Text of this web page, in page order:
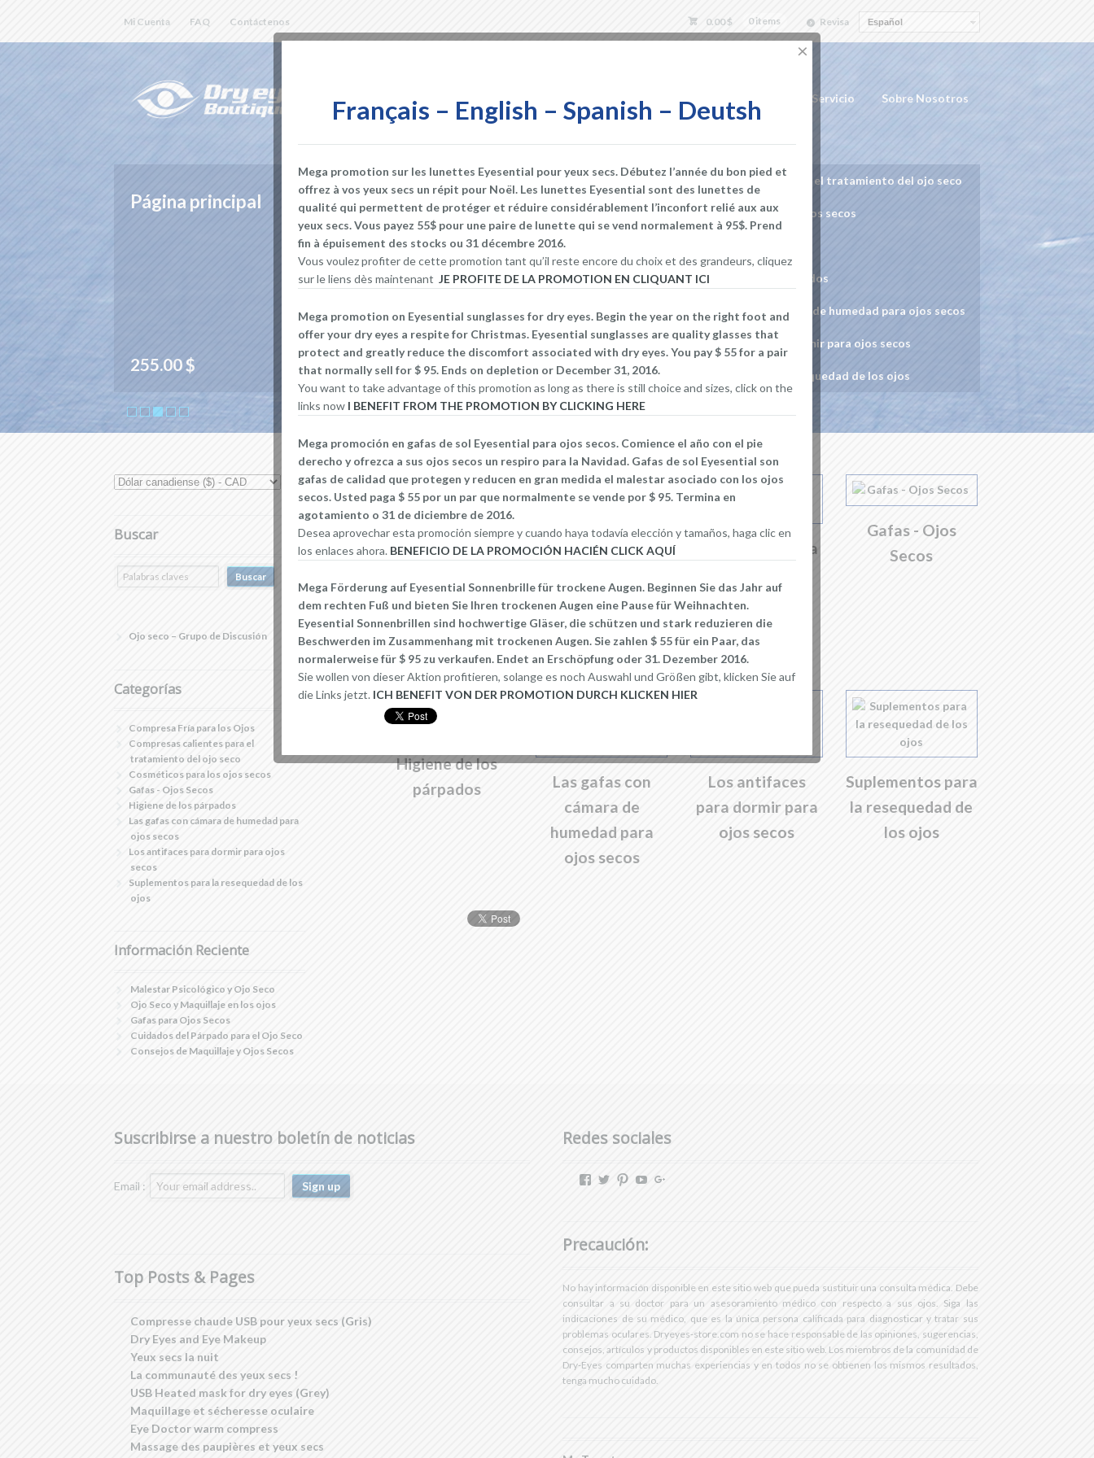
Mi Cuenta FAQ Contáctenos Español
0.00$ 0 items Revisa
Tienda Información Servicio Sobre Nosotros
Máscara para ojos secos para
Esta máscara para dormir es, en mi opinión, la más
cómoda del mercado. Su forma asegura que los
provee una comodidad óptima ya que no se ejerce
12.00$ See product
Compresas calientes para el tratamiento del ojo seco
Cosméticos para los ojos secos
Higiene de los párpados
Las gafas con cámara de humedad para ojos secos
Los antifaces para dormir para ojos secos
Suplementos para la resequedad de los ojos
Compresa Fría
Compresas
calientes para el
tratamiento del
ojo seco
Cosméticos para
Gafas - Ojos
Secos
Higiene de los
párpados
Las gafas con
cámara de
humedad para
ojos secos
Los antifaces
para dormir para
ojos secos
Suplementos para
la resequedad de
los ojos
Buscar
Ojo seco – Grupo de Discusión
Categorías
Compresa Fría para los Ojos
Compresas calientes para el
tratamiento del ojo seco
Cosméticos para los ojos secos
Gafas - Ojos Secos
Higiene de los párpados
Las gafas con cámara de humedad para
ojos secos
Los antifaces para dormir para ojos
secos
Suplementos para la resequedad de los
ojos
Información Reciente
Malestar Psicológico y Ojo Seco
Ojo Seco y Maquillaje en los ojos
Gafas para Ojos Secos
Cuidados del Párpado para el Ojo Seco
Consejos de Maquillaje y Ojos Secos
Suscribirse a nuestro boletín de noticias
Email :
Top Posts & Pages
Compresse chaude USB pour yeux secs (Gris)
Dry Eyes and Eye Makeup
Yeux secs la nuit
La communauté des yeux secs !
USB Heated mask for dry eyes (Grey)
Maquillage et sécheresse oculaire
Eye Doctor warm compress
Massage des paupières et yeux secs
Redes sociales
ViewViewViewView
Precaución:
No hay información disponible en este sitio web que pueda sustituir una consulta médica. Debe
consultar a su doctor para un asesoramiento médico con respecto a sus ojos. Siga las
indicaciones de su médico, que es la única persona calificada para diagnosticar y tratar sus
problemas oculares. Dryeyes-store.com no se hace responsable de las opiniones, sugerencias,
consejos, artículos y productos disponibles en este sitio web. Los miembros de la comunidad de
Dry-Eyes comparten muchas experiencias y en todos no se obtienen los mismos resultados,
tenga mucho cuidado.
×
Français – English – Spanish – Deutsh
Mega promotion sur les lunettes Eyesential pour yeux secs. Débutez l’année du bon pied et
offrez à vos yeux secs un répit pour Noël. Les lunettes Eyesential sont des lunettes de
qualité qui permettent de protéger et réduire considérablement l’inconfort relié aux aux
yeux secs. Vous payez 55$ pour une paire de lunette qui se vend normalement à 95$. Prend
fin à épuisement des stocks ou 31 décembre 2016.
Vous voulez profiter de cette promotion tant qu’il reste encore du choix et des grandeurs, cliquez
sur le liens dès maintenant JE PROFITE DE LA PROMOTION EN CLIQUANT ICI
Mega promotion on Eyesential sunglasses for dry eyes. Begin the year on the right foot and
offer your dry eyes a respite for Christmas. Eyesential sunglasses are quality glasses that
protect and greatly reduce the discomfort associated with dry eyes. You pay $ 55 for a pair
that normally sell for $ 95. Ends on depletion or December 31, 2016.
You want to take advantage of this promotion as long as there is still choice and sizes, click on the
links now I BENEFIT FROM THE PROMOTION BY CLICKING HERE
Mega promoción en gafas de sol Eyesential para ojos secos. Comience el año con el pie
derecho y ofrezca a sus ojos secos un respiro para la Navidad. Gafas de sol Eyesential son
gafas de calidad que protegen y reducen en gran medida el malestar asociado con los ojos
secos. Usted paga $ 55 por un par que normalmente se vende por $ 95. Termina en
agotamiento o 31 de diciembre de 2016.
Desea aprovechar esta promoción siempre y cuando haya todavía elección y tamaños, haga clic en
los enlaces ahora. BENEFICIO DE LA PROMOCIÓN HACIÉN CLICK AQUÍ
Mega Förderung auf Eyesential Sonnenbrille für trockene Augen. Beginnen Sie das Jahr auf
dem rechten Fuß und bieten Sie Ihren trockenen Augen eine Pause für Weihnachten.
Eyesential Sonnenbrillen sind hochwertige Gläser, die schützen und stark reduzieren die
Beschwerden im Zusammenhang mit trockenen Augen. Sie zahlen $ 55 für ein Paar, das
normalerweise für $ 95 zu verkaufen. Endet an Erschöpfung oder 31. Dezember 2016.
Sie wollen von dieser Aktion profitieren, solange es noch Auswahl und Größen gibt, klicken Sie auf
die Links jetzt. ICH BENEFIT VON DER PROMOTION DURCH KLICKEN HIER